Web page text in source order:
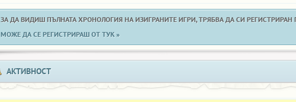
ЗА ДА ВИДИШ ПЪЛНАТА ХРОНОЛОГИЯ НА ИЗИГРАНИТЕ ИГРИ, ТРЯБВА ДА СИ РЕГИСТРИРАН
МОЖЕ ДА СЕ РЕГИСТРИРАШ ОТ ТУК »
АКТИВНОСТ